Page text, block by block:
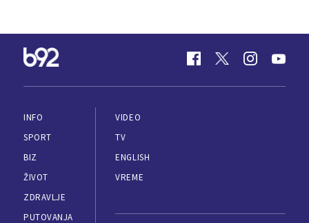
INFO
SPORT
BIZ
ŽIVOT
ZDRAVLJE
PUTOVANJA
VIDEO
TV
ENGLISH
VREME